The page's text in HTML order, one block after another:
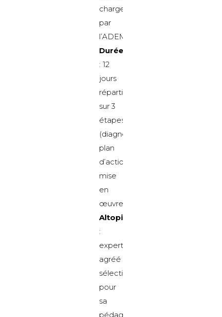
charge
par
l’ADEME
Durée
: 12
jours
répartis
sur 3
étapes
(diagnostic,
plan
d’action,
mise
en
œuvre)
Altopi
:
expert
agréé
sélectionné
pour
sa
pédagogie